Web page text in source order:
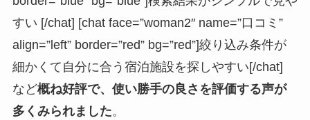
すい [/chat] [chat face=”woman2″ name=”口コミ”
align=”left” border=”red” bg=”red”]絞り込み条件が
細かくて自分に合う宿泊施設を探しやすい[/chat]
など概ね好評で、使い勝手の良さを評価する声が
多くみられました。